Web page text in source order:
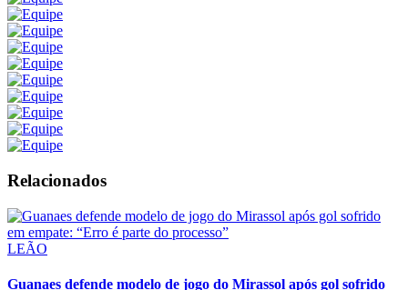
Relacionados
LEÃO
Guanaes defende modelo de jogo do Mirassol após gol sofrido